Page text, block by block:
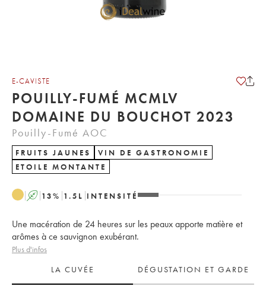
E-CAVISTE
POUILLY-FUMÉ MCMLV
DOMAINE DU BOUCHOT 2023
Pouilly-Fumé AOC
FRUITS JAUNES
VIN DE GASTRONOMIE
ETOILE MONTANTE
A 13% 1.5 L INTENSITÉ
Une macération de 24 heures sur les peaux apporte matière et
arômes à ce sauvignon exubérant.
Plus d'infos
LA CUVÉE
DÉGUSTATION ET GARDE